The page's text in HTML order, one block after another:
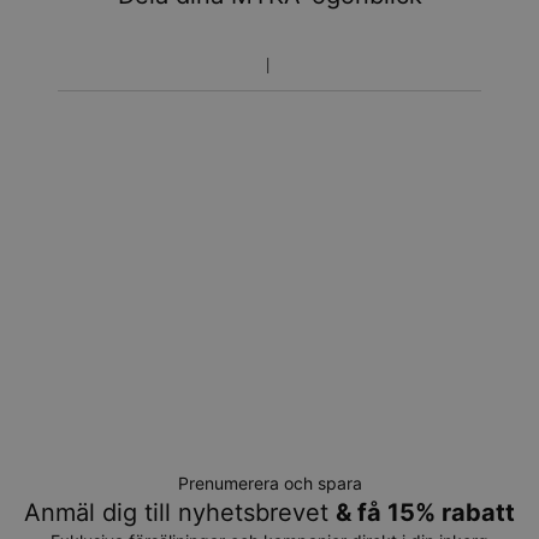
Prenumerera och spara
Anmäl dig till nyhetsbrevet & få 15% rabatt